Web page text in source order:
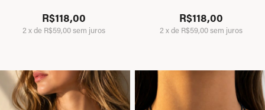
R$118,00
2xde R$59,00sem juros
R$118,00
2xde R$59,00sem juros